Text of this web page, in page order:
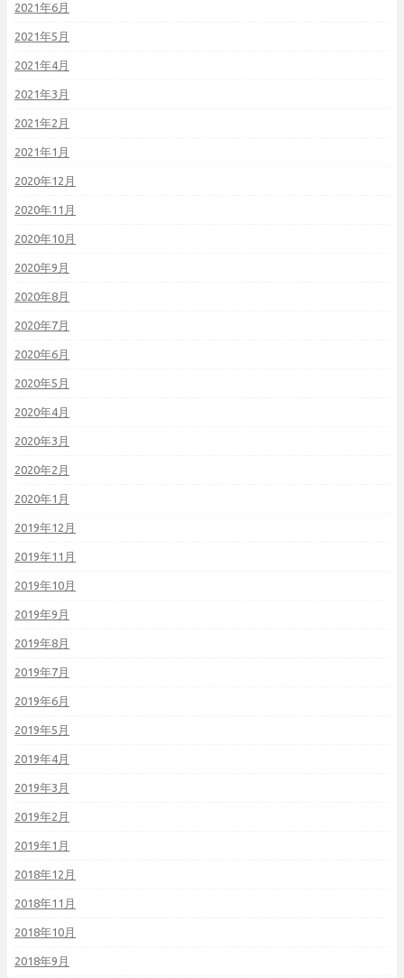
2021年6月
2021年5月
2021年4月
2021年3月
2021年2月
2021年1月
2020年12月
2020年11月
2020年10月
2020年9月
2020年8月
2020年7月
2020年6月
2020年5月
2020年4月
2020年3月
2020年2月
2020年1月
2019年12月
2019年11月
2019年10月
2019年9月
2019年8月
2019年7月
2019年6月
2019年5月
2019年4月
2019年3月
2019年2月
2019年1月
2018年12月
2018年11月
2018年10月
2018年9月